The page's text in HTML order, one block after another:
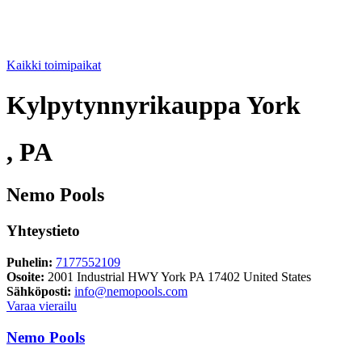
Kaikki toimipaikat
Kylpytynnyrikauppa York
, PA
Nemo Pools
Yhteystieto
Puhelin: 7177552109
Osoite: 2001 Industrial HWY York PA 17402 United States
Sähköposti: info@nemopools.com
Varaa vierailu
Nemo Pools